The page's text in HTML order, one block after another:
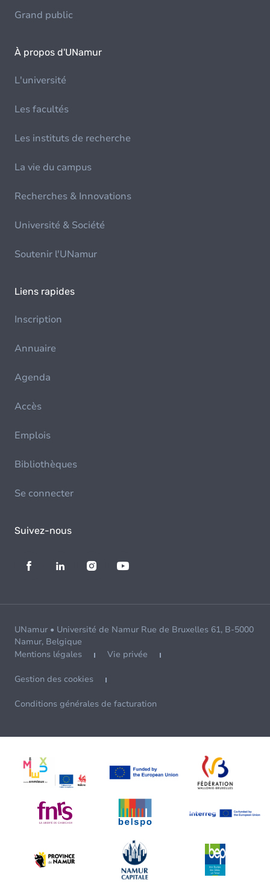
Grand public
À propos d'UNamur
L'université
Les facultés
Les instituts de recherche
La vie du campus
Recherches & Innovations
Université & Société
Soutenir l'UNamur
Liens rapides
Inscription
Annuaire
Agenda
Accès
Emplois
Bibliothèques
Se connecter
Suivez-nous
UNamur • Université de Namur Rue de Bruxelles 61, B-5000
Namur, Belgique
Mentions légales
Vie privée
Gestion des cookies
Conditions générales de facturation